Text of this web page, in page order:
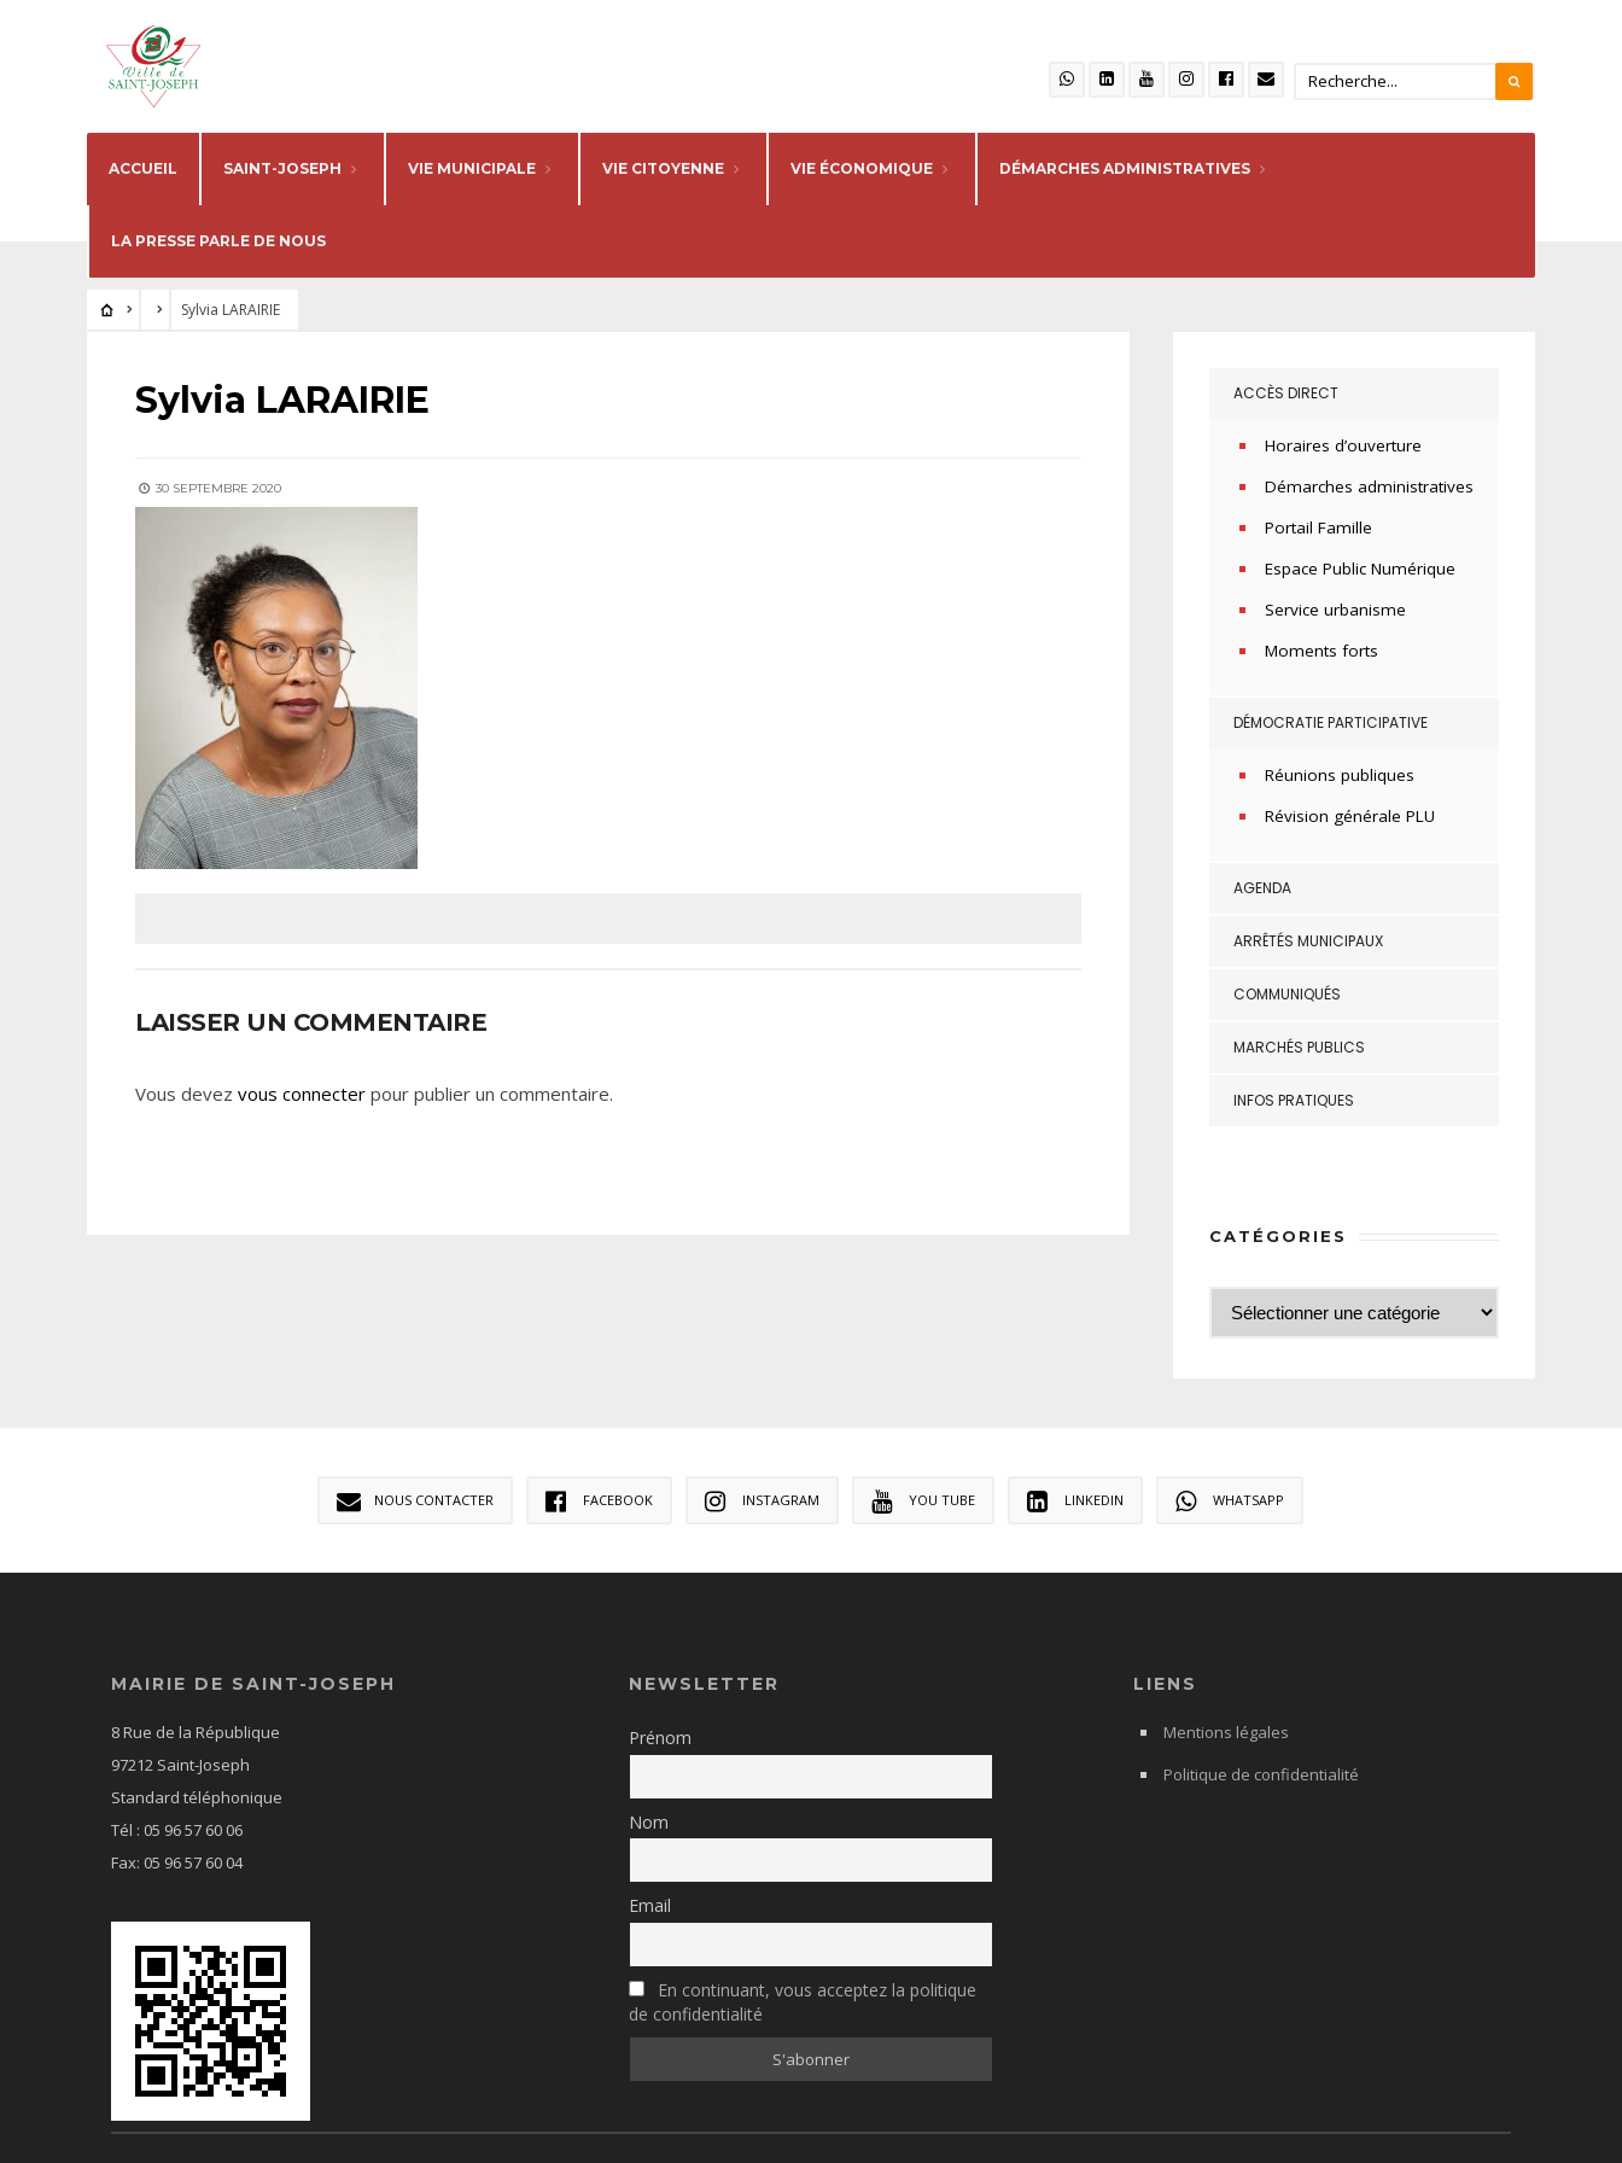
ACCUEIL SAINT-JOSEPH VIE MUNICIPALE VIE CITOYENNE VIE ÉCONOMIQUE DÉMARCHES ADMINISTRATIVES
LA PRESSE PARLE DE NOUS
Sylvia LARAIRIE
Sylvia LARAIRIE
30 SEPTEMBRE 2020
LAISSER UN COMMENTAIRE
Vous devez vous connecter pour publier un commentaire.
ACCÈS DIRECT
Horaires d’ouverture
Démarches administratives
Portail Famille
Espace Public Numérique
Service urbanisme
Moments forts
DÉMOCRATIE PARTICIPATIVE
Réunions publiques
Révision générale PLU
AGENDA
ARRÊTÉS MUNICIPAUX
COMMUNIQUÉS
MARCHÉS PUBLICS
INFOS PRATIQUES
CATÉGORIES
NOUS CONTACTER FACEBOOK INSTAGRAM YOU TUBE LINKEDIN WHATSAPP
MAIRIE DE SAINT-JOSEPH
8 Rue de la République
97212 Saint-Joseph
Standard téléphonique
Tél : 05 96 57 60 06
Fax: 05 96 57 60 04
NEWSLETTER
Prénom
Nom
Email
En continuant, vous acceptez la politique
de confidentialité
LIENS
Mentions légales
Politique de confidentialité